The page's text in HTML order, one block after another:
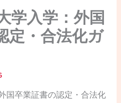
学入学：外国
定・合法化ガ
国卒業証書の認定・合法化